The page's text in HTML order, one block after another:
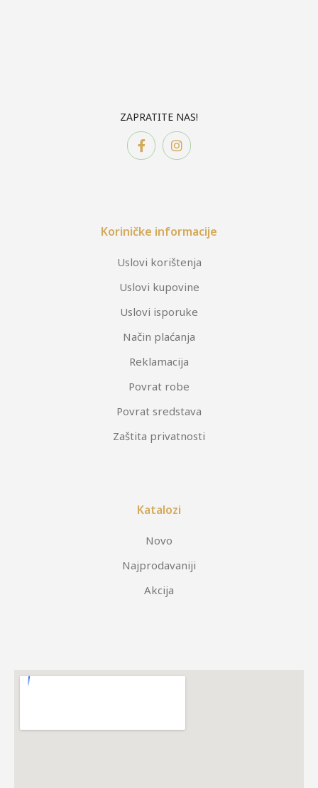
ZAPRATITE NAS!
Koriničke informacije
Uslovi korištenja
Uslovi kupovine
Uslovi isporuke
Način plaćanja
Reklamacija
Povrat robe
Povrat sredstava
Zaštita privatnosti
Katalozi
Novo
Najprodavaniji
Akcija